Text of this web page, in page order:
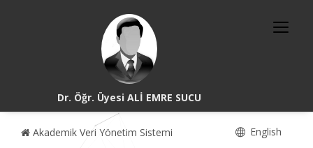
Dr. Öğr. Üyesi ALİ EMRE SUCU
Akademik Veri Yönetim Sistemi English